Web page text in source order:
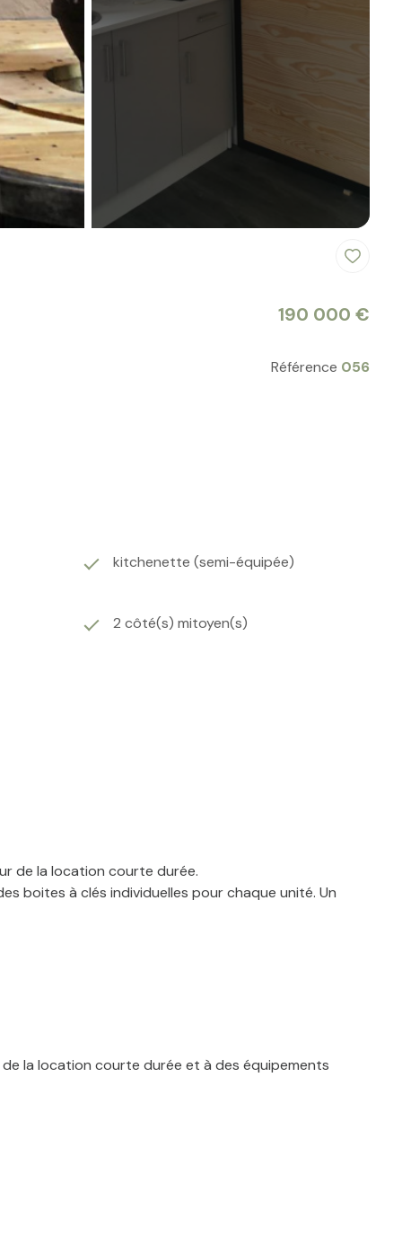
190 000 €
Référence 056
kitchenette (semi-équipée)
2 côté(s) mitoyen(s)
de la location courte durée.
boites à clés individuelles pour chaque unité. Un
la location courte durée et à des équipements